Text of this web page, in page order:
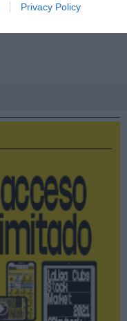
Privacy Policy